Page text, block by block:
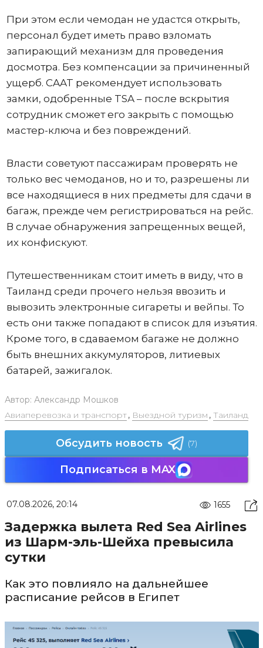
При этом если чемодан не удастся открыть,
персонал будет иметь право взломать
запирающий механизм для проведения
досмотра. Без компенсации за причиненный
ущерб. CAAT рекомендует использовать
замки, одобренные TSA – после вскрытия
сотрудник сможет его закрыть с помощью
мастер-ключа и без повреждений.
Власти советуют пассажирам проверять не
только вес чемоданов, но и то, разрешены ли
все находящиеся в них предметы для сдачи в
багаж, прежде чем регистрироваться на рейс.
В случае обнаружения запрещенных вещей,
их конфискуют.
Путешественникам стоит иметь в виду, что в
Таиланд среди прочего нельзя ввозить и
вывозить электронные сигареты и вейпы. То
есть они также попадают в список для изъятия.
Кроме того, в сдаваемом багаже не должно
быть внешних аккумуляторов, литиевых
батарей, зажигалок.
Автор: Александр Мошков
Авиаперевозка и транспорт, Выездной туризм , Таиланд
Обсудить новость (7)
Подписаться в MAX
07.08.2026, 20:14 1655
Задержка вылета Red Sea Airlines
из Шарм-эль-Шейха превысила
сутки
Как это повлияло на дальнейшее
расписание рейсов в Египет